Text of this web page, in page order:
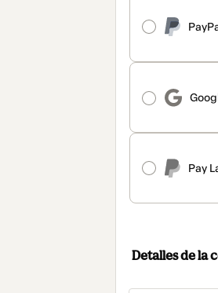
Pay
Detalles de la